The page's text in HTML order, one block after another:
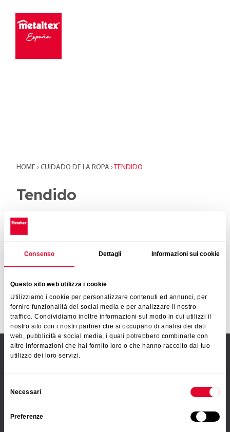
Consenso Dettagli Informazioni sui cookie
Questo sito web utilizza i cookie
Utilizziamo i cookie per personalizzare contenuti ed annunci, per
fornire funzionalità dei social media e per analizzare il nostro
traffico. Condividiamo inoltre informazioni sul modo in cui utilizzi il
nostro sito con i nostri partner che si occupano di analisi dei dati
web, pubblicità e social media, i quali potrebbero combinarle con
altre informazioni che hai fornito loro o che hanno raccolto dal tuo
utilizzo dei loro servizi.
Necessari
Preferenze
HOME › CUIDADO DE LA ROPA › TENDIDO
Tendido
Tendederos
de tendido